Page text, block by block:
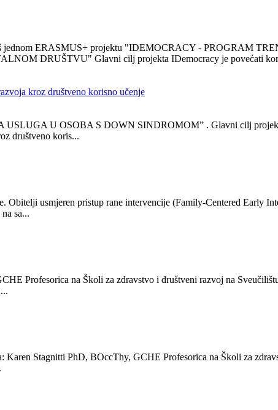
jednom ERASMUS+ projektu "IDEMOCRACY - PROGRAM
DRUŠTVU" Glavni cilj projekta IDemocracy je povećati
kroz društveno korisno učenje
USLUGA U OSOBA S DOWN SINDROMOM” . Glavni cilj
društveno koris...
usmjeren pristup rane intervencije (Family-Centered Early
sa...
Profesorica na Školi za zdravstvo i društveni razvoj na
Stagnitti PhD, BOccThy, GCHE Profesorica na Školi za